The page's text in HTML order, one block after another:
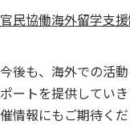
官民協働海外留学支
今後も、海外での活
ポートを提供してい
催情報にもご期待くだ